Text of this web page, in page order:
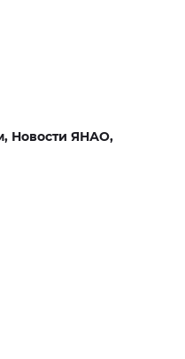
Новости ЯНАО,